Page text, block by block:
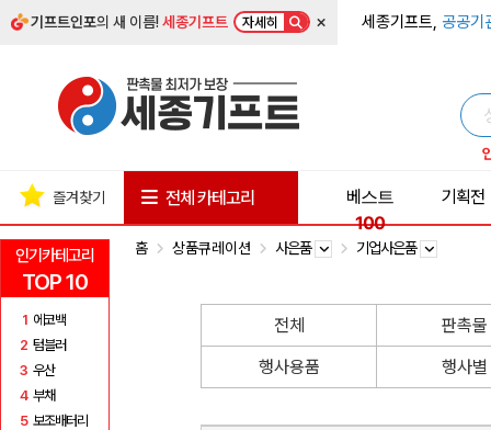
기프트인포의 새 이름!세종기프트 자세히 × 세종기프트, 공공기
인기카테고리
TOP 10
1 에코백
2 텀블러
3 우산
4 부채
5 보조배터리
즐겨찾기 전체 카테고리
베스트
100
기획전
홈 상품큐레이션 사은품 기업사은품
전체
판촉물
행사용품
행사별